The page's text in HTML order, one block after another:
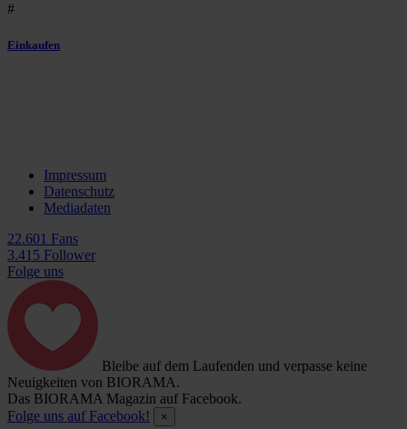
#
Einkaufen
Impressum
Datenschutz
Mediadaten
22.601 Fans
3.415 Follower
Folge uns
Bleibe auf dem Laufenden und verpasse keine
Neuigkeiten von BIORAMA.
Das BIORAMA Magazin auf Facebook.
Folge uns auf Facebook!
×